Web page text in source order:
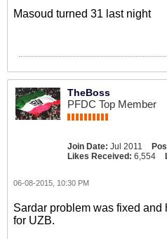
Masoud turned 31 last night
TheBoss
PFDC Top Member
Join Date: Jul 2011
Likes Received: 6,554
06-08-2015, 10:30 PM
Sardar problem was fixed
for UZB.